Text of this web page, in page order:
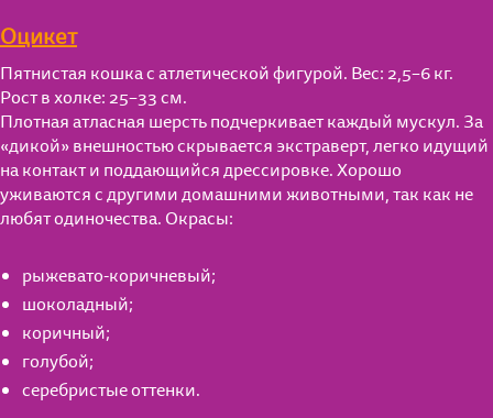
Оцикет
Пятнистая кошка с атлетической фигурой. Вес: 2,5–6 кг.
Рост в холке: 25–33 см.
Плотная атласная шерсть подчеркивает каждый мускул. За
«дикой» внешностью скрывается экстраверт, легко идущий
на контакт и поддающийся дрессировке. Хорошо
уживаются с другими домашними животными, так как не
любят одиночества. Окрасы:
рыжевато-коричневый;
шоколадный;
коричный;
голубой;
серебристые оттенки.